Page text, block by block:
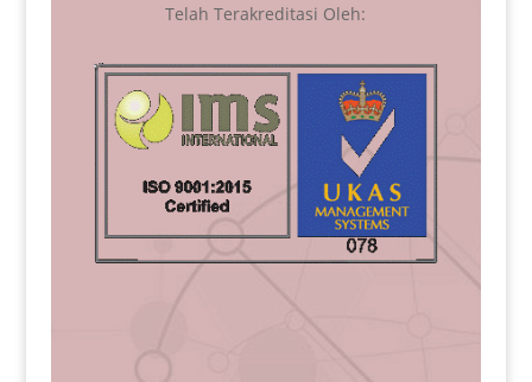
Telah Terakreditasi Oleh: